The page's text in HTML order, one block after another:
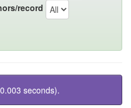
record
seconds).